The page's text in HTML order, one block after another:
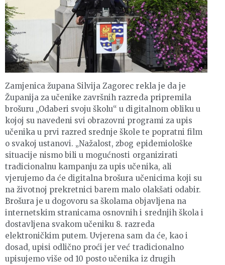
Zamjenica župana Silvija Zagorec rekla je da je
Županija za učenike završnih razreda pripremila
brošuru „Odaberi svoju školu“ u digitalnom obliku u
kojoj su navedeni svi obrazovni programi za upis
učenika u prvi razred srednje škole te popratni film
o svakoj ustanovi. „Nažalost, zbog epidemiološke
situacije nismo bili u mogućnosti organizirati
tradicionalnu kampanju za upis učenika, ali
vjerujemo da će digitalna brošura učenicima koji su
na životnoj prekretnici barem malo olakšati odabir.
Brošura je u dogovoru sa školama objavljena na
internetskim stranicama osnovnih i srednjih škola i
dostavljena svakom učeniku 8. razreda
elektroničkim putem. Uvjerena sam da će, kao i
dosad, upisi odlično proći jer već tradicionalno
upisujemo više od 10 posto učenika iz drugih